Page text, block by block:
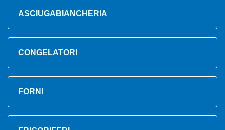
ASCIUGABIANCHERIA
CONGELATORI
FORNI